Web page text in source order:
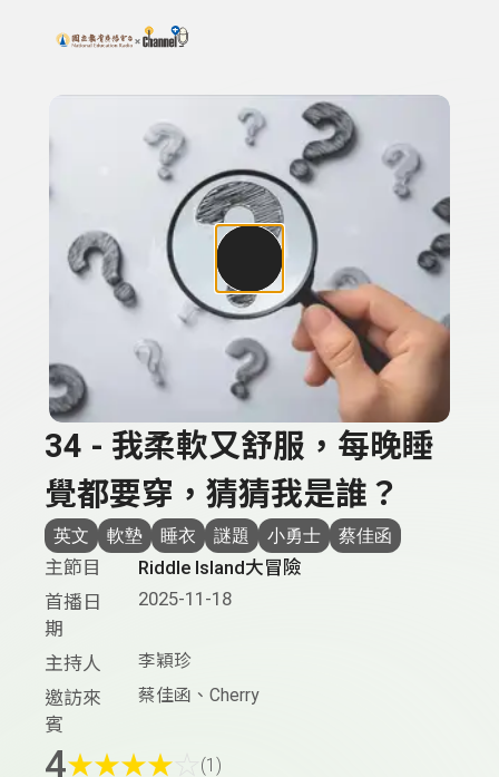
上方功能區塊
搜尋關鍵字：可輸入節目名稱、主持人或關鍵字
34 - 我柔軟又舒服，每晚睡
覺都要穿，猜猜我是誰？
英文 軟墊 睡衣 謎題 小勇士 蔡佳函
主節目
Riddle Island大冒險
首播日
期
2025-11-18
主持人 李穎珍
邀訪來
賓
蔡佳函、Cherry
4★★★★ (1)